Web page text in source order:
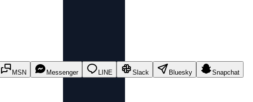
MSN Messenger LINE Slack Bluesky Snapchat